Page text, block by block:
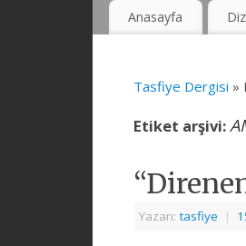
Anasayfa
Tasfiye Dergisi »
Etiket arşivi:
Yazarı:tasfiye |